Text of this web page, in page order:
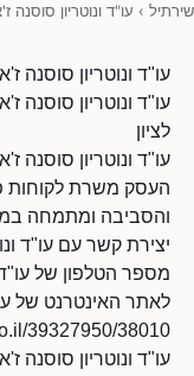
שירתיל › עו"ד ונוטריון סוסנה
עו"ד ונוטריון סוסנה
עו"ד ונוטריון סוסנה
לציון
עו"ד ונוטריון סוסנה
העסק משרת לקוחות
והסביבה ומתמחה
יצירת קשר עם עו"ד
מספר הטלפון של עו"ד
לאתר האינטרנט של
39327950/38010/
עו"ד ונוטריון סוסנה